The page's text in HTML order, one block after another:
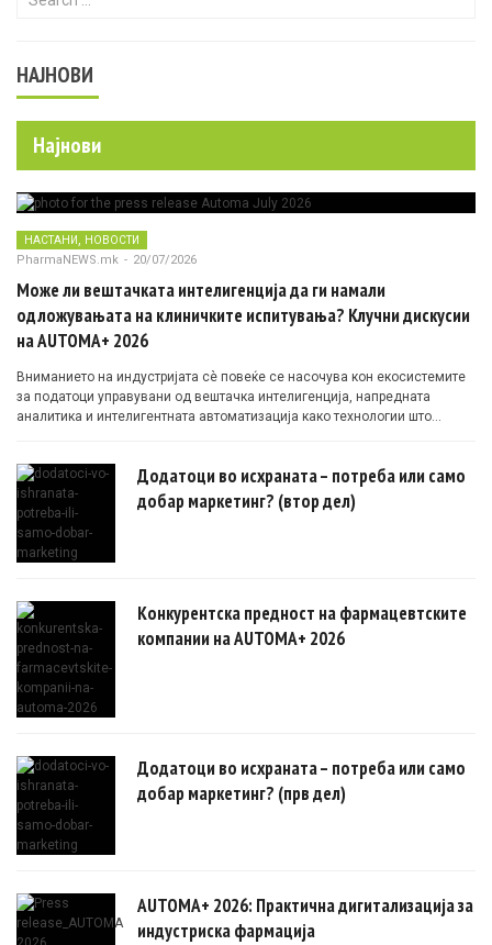
НАЈНОВИ
Најнови
НАСТАНИ, НОВОСТИ
PharmaNEWS.mk - 20/07/2026
Може ли вештачката интелигенција да ги намали
одложувањата на клиничките испитувања? Клучни дискусии
на AUTOMA+ 2026
Вниманието на индустријата сè повеќе се насочува кон екосистемите
за податоци управувани од вештачка интелигенција, напредната
аналитика и интелигентната автоматизација како технологии што
Додатоци во исхраната – потреба или само
добар маркетинг? (втор дел)
Конкурентска предност на фармацевтските
компании на AUTOMA+ 2026
Додатоци во исхраната – потреба или само
добар маркетинг? (прв дел)
AUTOMA+ 2026: Практична дигитализација за
индустриска фармација